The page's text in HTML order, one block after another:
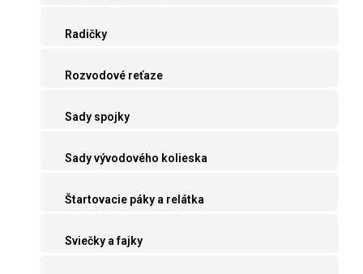
Radičky
Rozvodové reťaze
Sady spojky
Sady vývodového kolieska
Štartovacie páky a relátka
Sviečky a fajky